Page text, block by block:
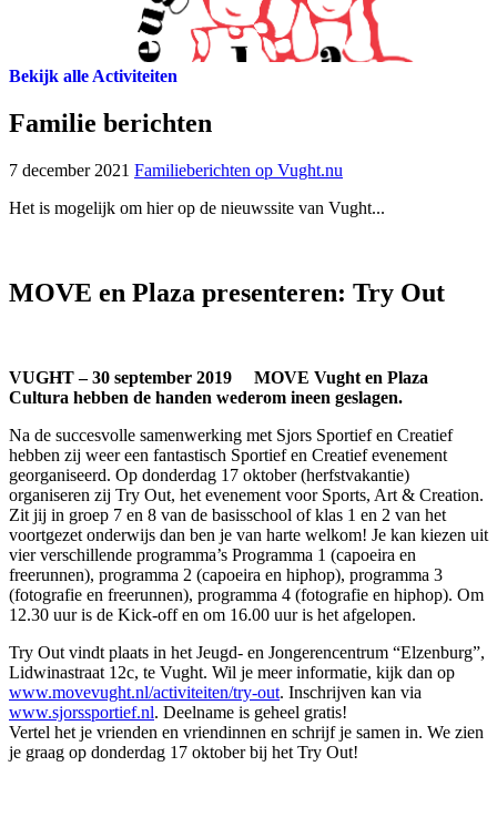
Bekijk alle Activiteiten
Familie berichten
7 december 2021 Familieberichten op Vught.nu
Het is mogelijk om hier op de nieuwssite van Vught...
MOVE en Plaza presenteren: Try Out
VUGHT – 30 september 2019 MOVE Vught en Plaza
Cultura hebben de handen wederom ineen geslagen.
Na de succesvolle samenwerking met Sjors Sportief en Creatief
hebben zij weer een fantastisch Sportief en Creatief evenement
georganiseerd. Op donderdag 17 oktober (herfstvakantie)
organiseren zij Try Out, het evenement voor Sports, Art & Creation.
Zit jij in groep 7 en 8 van de basisschool of klas 1 en 2 van het
voortgezet onderwijs dan ben je van harte welkom! Je kan kiezen uit
vier verschillende programma’s Programma 1 (capoeira en
freerunnen), programma 2 (capoeira en hiphop), programma 3
(fotografie en freerunnen), programma 4 (fotografie en hiphop). Om
12.30 uur is de Kick-off en om 16.00 uur is het afgelopen.
Try Out vindt plaats in het Jeugd- en Jongerencentrum “Elzenburg”,
Lidwinastraat 12c, te Vught. Wil je meer informatie, kijk dan op
www.movevught.nl/activiteiten/try-out. Inschrijven kan via
www.sjorssportief.nl. Deelname is geheel gratis!
Vertel het je vrienden en vriendinnen en schrijf je samen in. We zien
je graag op donderdag 17 oktober bij het Try Out!